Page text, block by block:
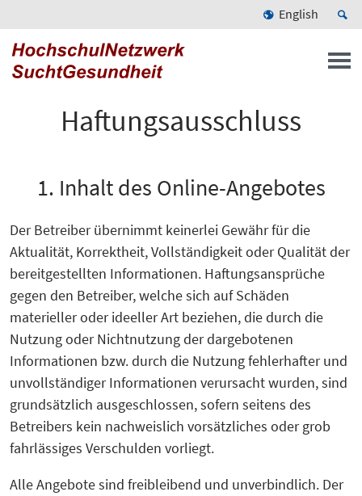
English
Haftungsausschluss
1. Inhalt des Online-Angebotes
Der Betreiber übernimmt keinerlei Gewähr für die
Aktualität, Korrektheit, Vollständigkeit oder Qualität der
bereitgestellten Informationen. Haftungsansprüche
gegen den Betreiber, welche sich auf Schäden
materieller oder ideeller Art beziehen, die durch die
Nutzung oder Nichtnutzung der dargebotenen
Informationen bzw. durch die Nutzung fehlerhafter und
unvollständiger Informationen verursacht wurden, sind
grundsätzlich ausgeschlossen, sofern seitens des
Betreibers kein nachweislich vorsätzliches oder grob
fahrlässiges Verschulden vorliegt.
Alle Angebote sind freibleibend und unverbindlich. Der